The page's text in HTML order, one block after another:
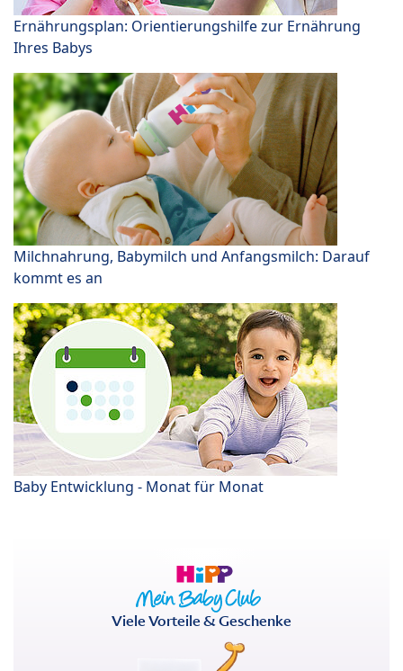
Ernährungsplan: Orientierungshilfe zur Ernährung
Ihres Babys
Milchnahrung, Babymilch und Anfangsmilch: Darauf
kommt es an
Baby Entwicklung - Monat für Monat
Viele Vorteile & Geschenke